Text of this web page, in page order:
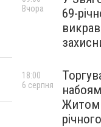
69-
Вчора
18:00
6 серпня